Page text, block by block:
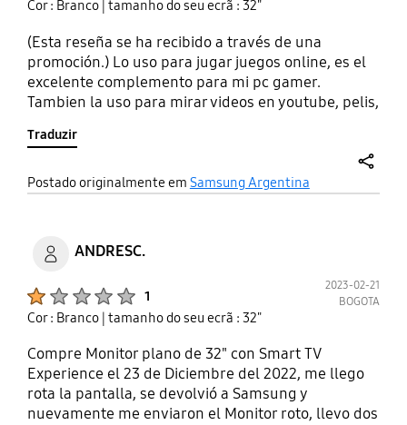
Cor : Branco | tamanho do seu ecrã : 32"
(Esta reseña se ha recibido a través de una
promoción.) Lo uso para jugar juegos online, es el
excelente complemento para mi pc gamer.
Tambien la uso para mirar videos en youtube, pelis,
escritorio. La base es elegante. Fue muy facil de
productos Samsung en dos segundos). Dos fichas
Traduzir
Postado originalmente em Samsung Argentina
ANDRESC.
1
2023-02-21
BOGOTA
Cor : Branco | tamanho do seu ecrã : 32"
Compre Monitor plano de 32" con Smart TV
Experience el 23 de Diciembre del 2022, me llego
rota la pantalla, se devolvió a Samsung y
nuevamente me enviaron el Monitor roto, llevo dos